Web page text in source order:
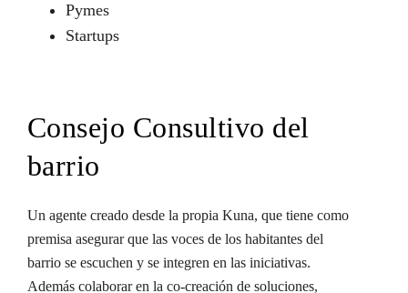
Pymes
Startups
Consejo Consultivo del
barrio
Un agente creado desde la propia Kuna, que tiene como
premisa asegurar que las voces de los habitantes del
barrio se escuchen y se integren en las iniciativas.
Además colaborar en la co-creación de soluciones,